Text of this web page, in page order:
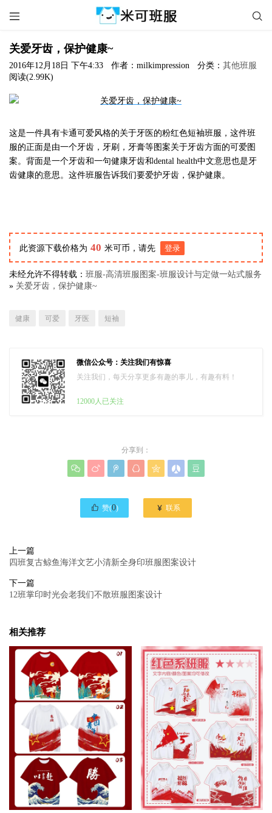
 
关爱牙齿，保护健康~
2016年12月18日 下午4:33 作者：milkimpression 分类： 其他班服
阅读(2.99K)
这是一件具有卡通可爱风格的关于牙医的粉红色短袖班服，这件班
服的正面是由一个牙齿，牙刷，牙膏等图案关于牙齿方面的可爱图
案。背面是一个牙齿和一句健康牙齿和dental health中文意思也是牙
齿健康的意思。这件班服告诉我们要爱护牙齿，保护健康。
此资源下载价格为 40 米可币，请先 登录
未经允许不得转载： 班服-高清班服图案-班服设计与定做一站式服务
» 关爱牙齿，保护健康~
健康 可爱 牙医 短袖
微信公众号：关注我们有惊喜
关注我们，每天分享更多有趣的事儿，有趣有料！
12000人已关注
分享到：
      
 赞(0)  联系
上一篇
四班复古鲸鱼海洋文艺小清新全身印班服图案设计
下一篇
12班掌印时光会老我们不散班服图案设计
相关推荐